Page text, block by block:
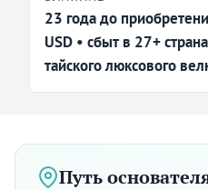
23 года до
USD • сбыт в 27+
тайского люксового
Путь